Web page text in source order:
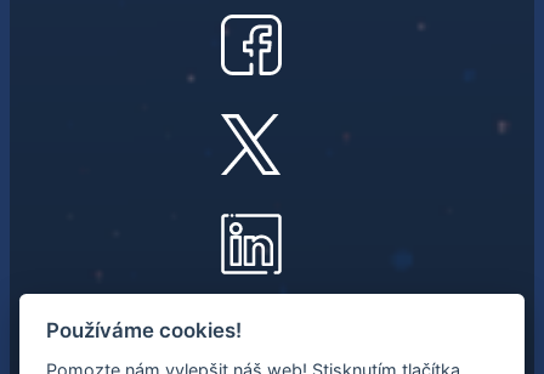
NEWSLETTER
Používáme cookies!
Pomozte nám vylepšit náš web! Stisknutím tlačítka